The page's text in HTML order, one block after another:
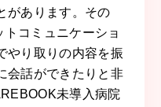
があります。その
コミュニケーショ
やり取りの内容を振
会話ができたりと非
未導入病院